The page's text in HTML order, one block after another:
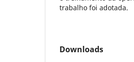
trabalho foi adotada.
Downloads